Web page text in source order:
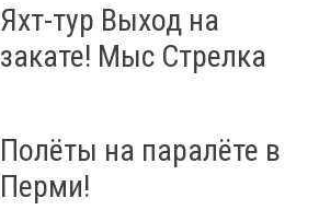
Яхт-тур Выход на
закате! Мыс Стрелка
Полёты на паралёте в
Перми!